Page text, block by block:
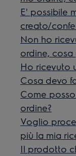
E' possibile
creato/
Non ho
ordine, cosa
Ho ricevuto
Cosa devo
Come
ordine?
Voglio
più la mia
Il prodotto